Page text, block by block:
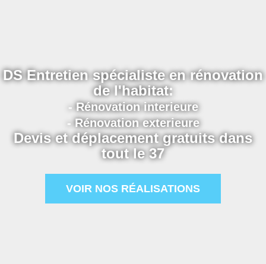
DS Entretien spécialiste en rénovation
de l'habitat:
- Rénovation interieure
- Rénovation exterieure
Devis et déplacement gratuits dans
tout le 37
VOIR NOS RÉALISATIONS